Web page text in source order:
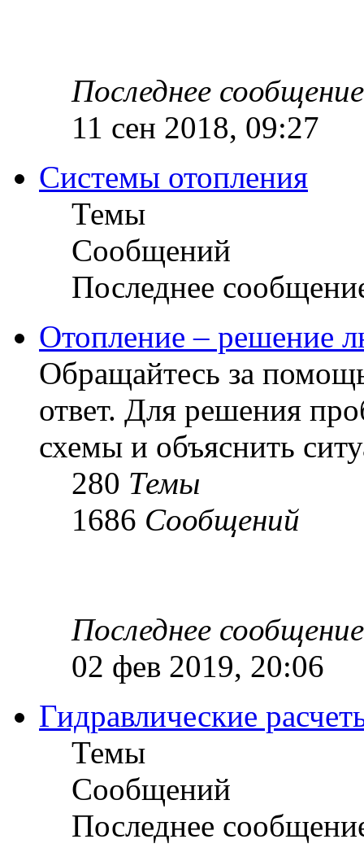
Последнее сообщение
11 сен 2018, 09:27
Системы отопления
Темы
Сообщений
Последнее
Отопление – решение
Обращайтесь за
ответ. Для решения
схемы и объяснить
280 Темы
1686 Сообщений
Последнее сообщение
02 фев 2019, 20:06
Гидравлические
Темы
Сообщений
Последнее